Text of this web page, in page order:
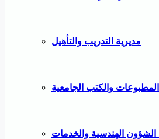
مديرية التدريب والتأهيل
والكتب الجامعية
الشؤون الهندسية والخدمات